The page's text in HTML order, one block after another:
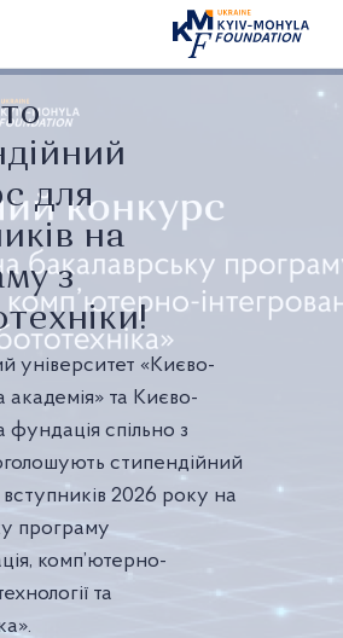
для
на
з
університет «Києво-
академія» та Києво-
фундація спільно з
стипендійний
2026 року на
програму
комп’ютерно-
та